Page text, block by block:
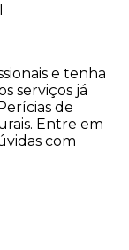
e tenha
serviços já
de
Entre em
com